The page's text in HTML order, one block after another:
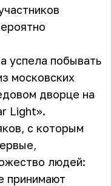
успела побывать
московских
дворце на
Light».
с которым
людей:
принимают